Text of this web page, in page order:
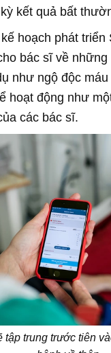
kết quả bất
hoạch phát
bác sĩ về
như ngộ độc
hoạt động như
các bác sĩ.
tập trung trước tiên